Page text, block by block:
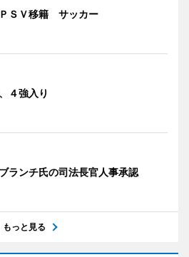
ＳＶ移籍 サッカー
４強入り
ランチ氏の司法長官人事承認
もっと見る